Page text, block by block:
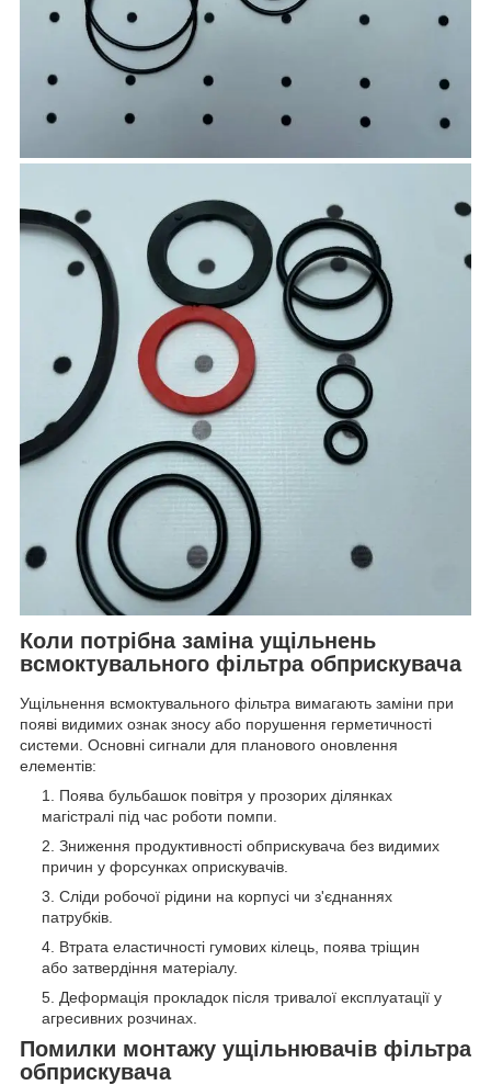
Коли потрібна заміна ущільнень
всмоктувального фільтра обприскувача
Ущільнення всмоктувального фільтра вимагають заміни при
появі видимих ознак зносу або порушення герметичності
системи. Основні сигнали для планового оновлення
елементів:
Поява бульбашок повітря у прозорих ділянках
магістралі під час роботи помпи.
Зниження продуктивності обприскувача без видимих
причин у форсунках оприскувачів.
Сліди робочої рідини на корпусі чи з'єднаннях
патрубків.
Втрата еластичності гумових кілець, поява тріщин
або затвердіння матеріалу.
Деформація прокладок після тривалої експлуатації у
агресивних розчинах.
Помилки монтажу ущільнювачів фільтра
обприскувача